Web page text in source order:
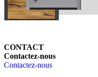
CONTACT
Contactez-nous
Contactez-nous